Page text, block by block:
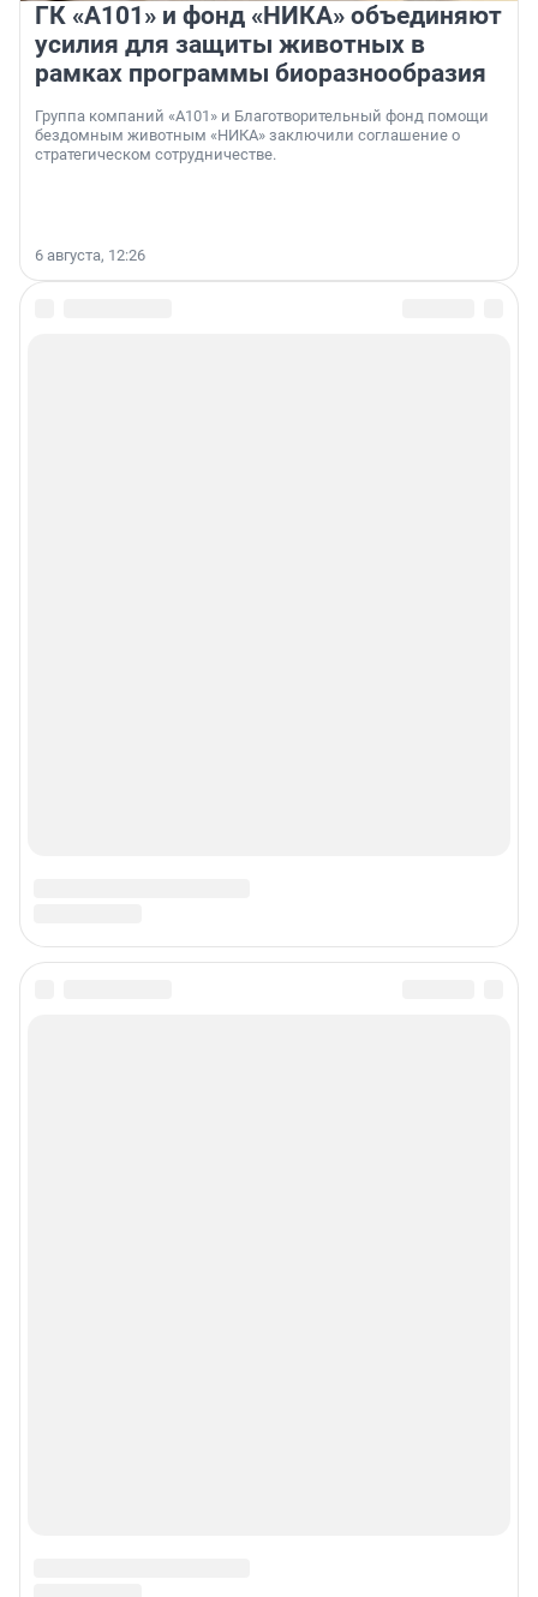
ГК «А101» и фонд «НИКА» объединяют
усилия для защиты животных в
рамках программы биоразнообразия
Группа компаний «А101» и Благотворительный фонд помощи
бездомным животным «НИКА» заключили соглашение о
стратегическом сотрудничестве.
6 августа, 12:26